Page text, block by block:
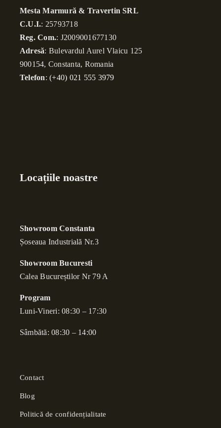
Mesta Marmură & Travertin SRL
C.U.I.: 25793718
Reg. Com.: J2009001677130
Adresă: Bulevardul Aurel Vlaicu 125
900154, Constanta, Romania
Telefon:(+40) 021 555 3979
Locațiile noastre
Showroom Constanta
Șoseaua Industrială Nr.3
Showroom Bucuresti
Calea Bucureștilor Nr 79 A
Program
Luni-Vineri: 08:30 – 17:30
Sâmbătă: 08:30 – 14:00
Contact
Blog
Politică de confidențialitate